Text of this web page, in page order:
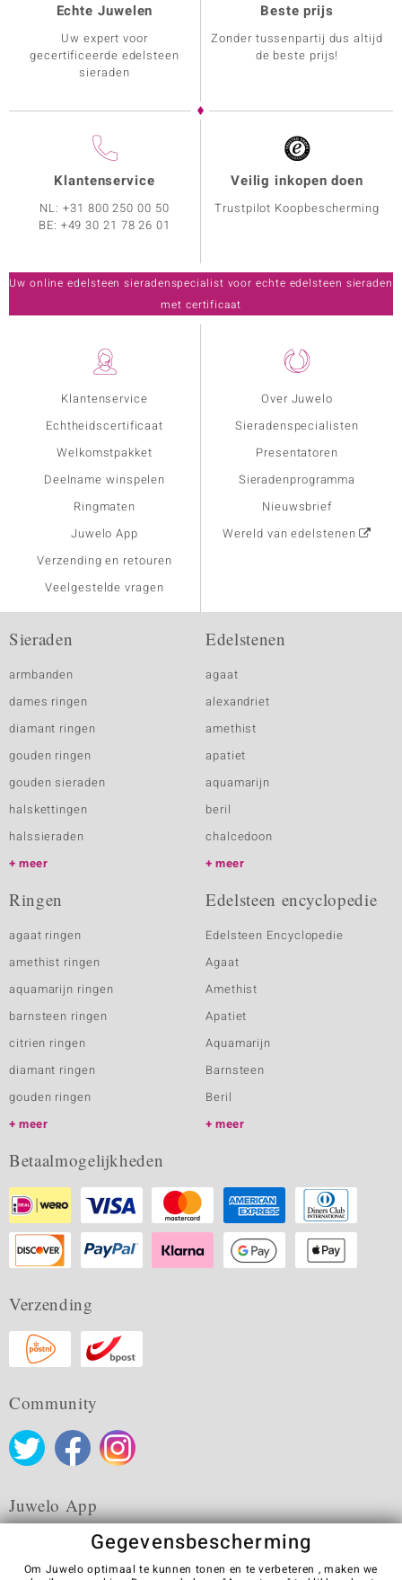
Klantenservice
Echtheidscertificaat
Welkomstpakket
Deelname winspelen
Ringmaten
Juwelo App
Verzending en retouren
Veelgestelde vragen
Over Juwelo
Sieradenspecialisten
Presentatoren
Sieradenprogramma
Nieuwsbrief
Wereld van edelstenen
Echte Juwelen
Uw expert voor
gecertificeerde edelsteen
sieraden
Beste prijs
Zonder tussenpartij dus altijd
de beste prijs!
Klantenservice
NL:+31 800 250 00 50
BE: +49 30 21 78 26 01
Veilig inkopen doen
Trustpilot Koopbescherming
Uw online edelsteen sieradenspecialist voor echte edelsteen sieraden
met certificaat
Sieraden
armbanden
dames ringen
diamant ringen
gouden ringen
gouden sieraden
halskettingen
halssieraden
meer
Edelstenen
agaat
alexandriet
amethist
apatiet
aquamarijn
beril
chalcedoon
meer
Ringen
agaat ringen
amethist ringen
aquamarijn ringen
barnsteen ringen
citrien ringen
diamant ringen
gouden ringen
meer
Edelsteen encyclopedie
Edelsteen Encyclopedie
Agaat
Amethist
Apatiet
Aquamarijn
Barnsteen
Beril
meer
Betaalmogelijkheden
Verzending
Community
Juwelo App
Gegevensbescherming
Om Juwelo optimaal te kunnen tonen en te verbeteren , maken we